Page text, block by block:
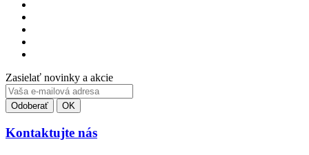
Zasielať novinky a akcie
Kontaktujte nás